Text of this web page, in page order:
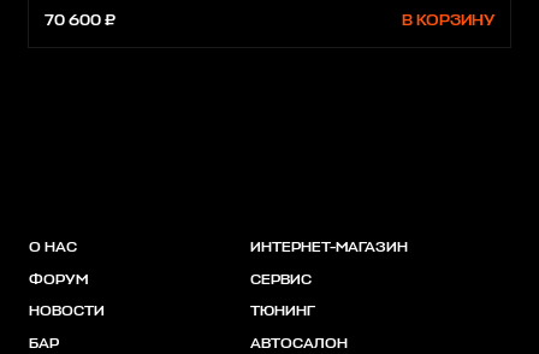
70 600 ₽ В КОРЗИНУ
О НАС
ФОРУМ
НОВОСТИ
БАР
ИНТЕРНЕТ-МАГАЗИН
СЕРВИС
ТЮНИНГ
АВТОСАЛОН